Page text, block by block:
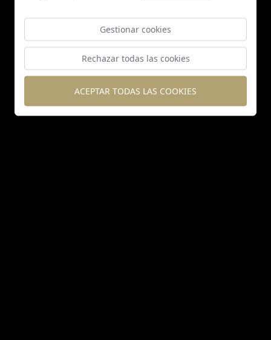
Gestionar cookies
Rechazar todas las cookies
ACEPTAR TODAS LAS COOKIES